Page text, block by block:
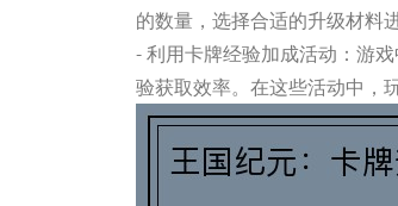
的数量，选择合适的升级材料
- 利用卡牌经验加成活动：游
验获取效率。在这些活动中，